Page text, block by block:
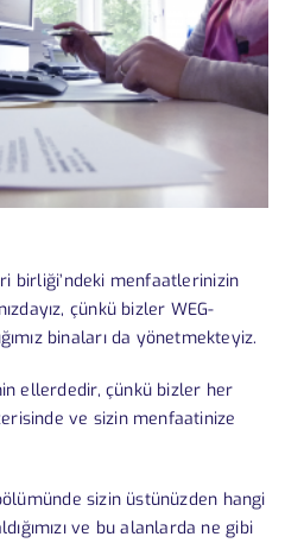
birliği’ndeki menfaatlerinizin
çünkü bizler WEG-
binaları da yönetmekteyiz.
ellerdedir, çünkü bizler her
ve sizin menfaatinize
sizin üstünüzden hangi
ve bu alanlarda ne gibi